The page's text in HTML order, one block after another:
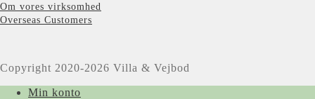
Om vores virksomhed
Overseas Customers
Copyright 2020-2026 Villa & Vejbod
Min konto